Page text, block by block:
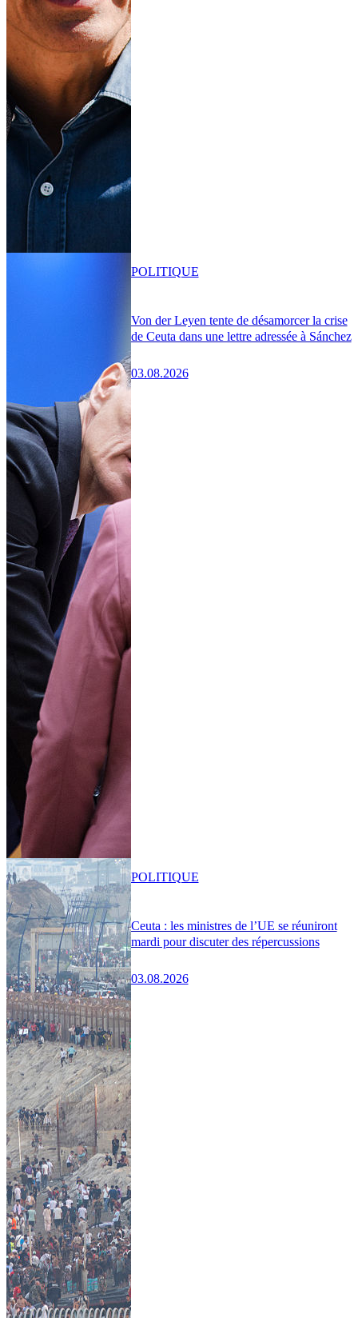
Von der Leyen tente de désamorcer la crise
de Ceuta dans une lettre adressée à Sánchez
03.08.2026
POLITIQUE
Ceuta : les ministres de l’UE se réuniront
mardi pour discuter des répercussions
03.08.2026
POLITIQUE